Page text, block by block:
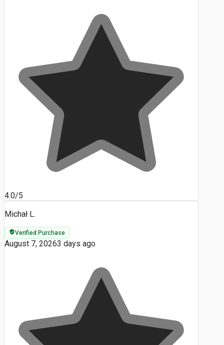
4.0/5
Michał L.
Verified Purchase
August 7, 20263 days ago